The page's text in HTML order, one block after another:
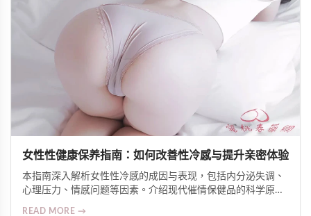
女性性健康保养指南：如何改善性冷感与提升亲密体验
本指南深入解析女性性冷感的成因与表现，包括内分泌失调、
心理压力、情感问题等因素。介绍现代催情保健品的科学原
READ MORE →